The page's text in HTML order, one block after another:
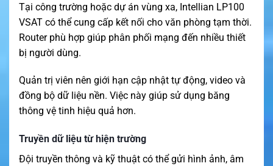
Tại công trường hoặc dự án vùng xa, Intellian LP100
VSAT có thể cung cấp kết nối cho văn phòng tạm thời.
Router phù hợp giúp phân phối mạng đến nhiều thiết
bị người dùng.
Quản trị viên nên giới hạn cập nhật tự động, video và
đồng bộ dữ liệu nền. Việc này giúp sử dụng băng
thông vệ tinh hiệu quả hơn.
Truyền dữ liệu từ hiện trường
Đội truyền thông và kỹ thuật có thể gửi hình ảnh, âm